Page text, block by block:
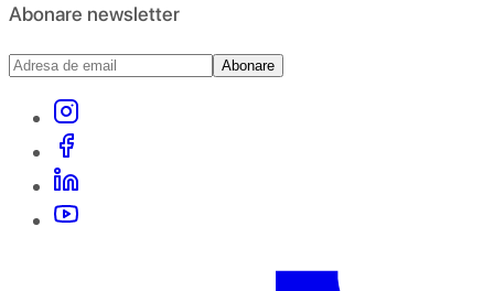
Abonare newsletter
Abonare